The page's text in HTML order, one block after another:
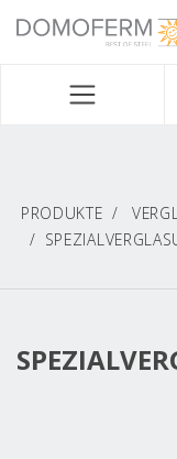
DOMOFERM
PRODUKTE